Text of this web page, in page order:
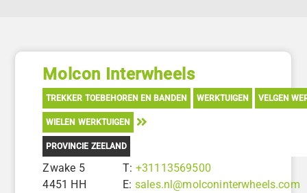
Molcon Interwheels
TREKKER TOEBEHOREN EN BANDEN WERKTUIGEN VELGEN
WIELEN WERKTUIGEN
PROVINCIE ZEELAND
Zwake 5
4451 HH
T: +31113569500
E: sales.nl@molconinterwheels.com